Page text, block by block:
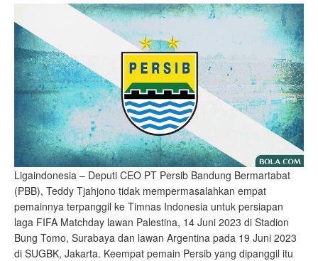
Ligaindonesia – Deputi CEO PT Persib Bandung Bermartabat
(PBB), Teddy Tjahjono tidak mempermasalahkan empat
pemainnya terpanggil ke Timnas Indonesia untuk persiapan
laga FIFA Matchday lawan Palestina, 14 Juni 2023 di Stadion
Bung Tomo, Surabaya dan lawan Argentina pada 19 Juni 2023
di SUGBK, Jakarta. Keempat pemain Persib yang dipanggil itu